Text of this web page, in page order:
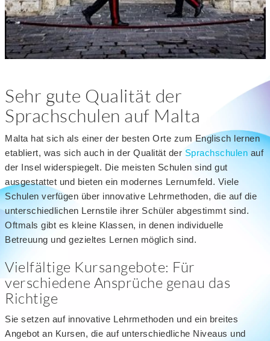
Sehr gute Qualität der
Sprachschulen auf Malta
Malta hat sich als einer der besten Orte zum Englisch lernen
etabliert, was sich auch in der Qualität der Sprachschulen auf
der Insel widerspiegelt. Die meisten Schulen sind gut
ausgestattet und bieten ein modernes Lernumfeld. Viele
Schulen verfügen über innovative Lehrmethoden, die auf die
unterschiedlichen Lernstile ihrer Schüler abgestimmt sind.
Oftmals gibt es kleine Klassen, in denen individuelle
Betreuung und gezieltes Lernen möglich sind.
Vielfältige Kursangebote: Für
verschiedene Ansprüche genau das
Richtige
Sie setzen auf innovative Lehrmethoden und ein breites
Angebot an Kursen, die auf unterschiedliche Niveaus und